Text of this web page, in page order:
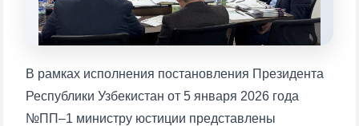
В рамках исполнения постановления Президента
Республики Узбекистан от 5 января 2026 года
№ПП–1 министру юстиции представлены
6. Онлайн-заявки (15) 7. Колл-центр (4)
8. Квота (бакалавриат) (1)